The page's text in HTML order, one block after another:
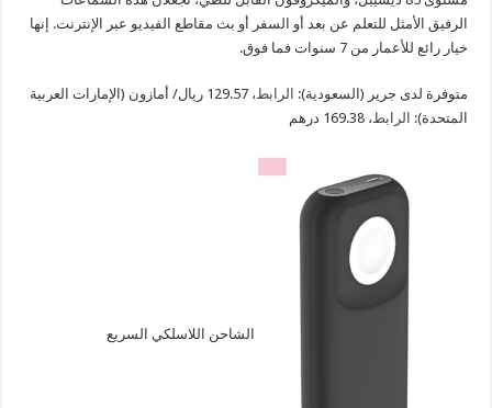
الرفيق الأمثل للتعلم عن بعد أو السفر أو بث مقاطع الفيديو عبر الإنترنت. إنها
خيار رائع للأعمار من 7 سنوات فما فوق.
متوفرة لدى جرير (السعودية): الرابط
، 129.57 ريال/ أمازون (الإمارات العربية
المتحدة): الرابط، 169.38 درهم
الشاحن اللاسلكي السريع